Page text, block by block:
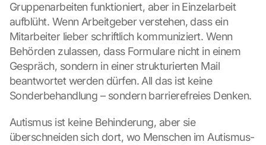
Gruppenarbeiten funktioniert, aber in Einzelarbeit
aufblüht. Wenn Arbeitgeber verstehen, dass ein
Mitarbeiter lieber schriftlich kommuniziert. Wenn
Behörden zulassen, dass Formulare nicht in einem
Gespräch, sondern in einer strukturierten Mail
beantwortet werden dürfen. All das ist keine
Sonderbehandlung – sondern barrierefreies Denken.
Autismus ist keine Behinderung, aber sie
überschneiden sich dort, wo Menschen im Autismus-
i
o
n
s
c
r
e
y